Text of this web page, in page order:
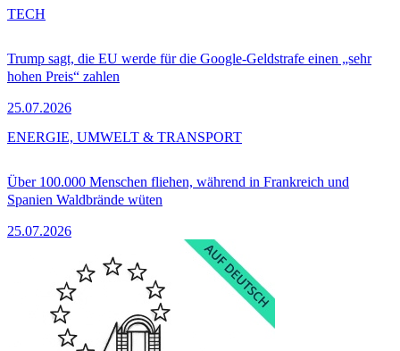
Trump sagt, die EU werde für die Google-Geldstrafe einen „sehr
hohen Preis“ zahlen
25.07.2026
TECH
Über 100.000 Menschen fliehen, während in Frankreich und
Spanien Waldbrände wüten
25.07.2026
ENERGIE, UMWELT & TRANSPORT